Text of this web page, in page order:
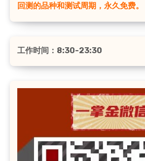
回测的品种和测试周期，永久免费。
工作时间：8:30-23:30